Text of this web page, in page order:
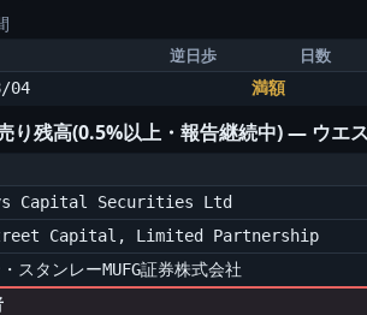
逆日歩 日数
04 満額
り残高(0.5%以上・報告継続中) ― ウ
Capital Securities Ltd
Capital, Limited Partnership
スタンレーMUFG証券株式会社